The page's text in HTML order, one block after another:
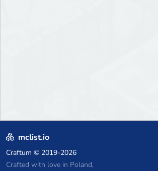
mclist.io
Craftum © 2019-2026
Crafted with love in Poland,